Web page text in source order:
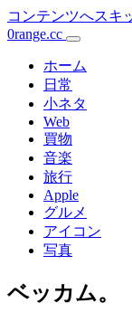
コンテンツへスキ
メ
ン
0range.cc
ホーム
日常
小ネタ
Web
買物
音楽
旅行
Apple
グルメ
アイコン
写真
ベッカム。